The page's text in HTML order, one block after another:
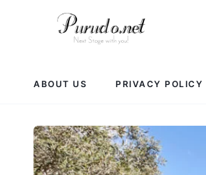
ABOUT US PRIVACY POLICY